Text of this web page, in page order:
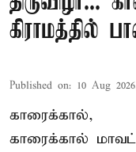
கிராமத்தில்
Published on: 10 Aug
காரைக்கால்,
காரைக்கால்